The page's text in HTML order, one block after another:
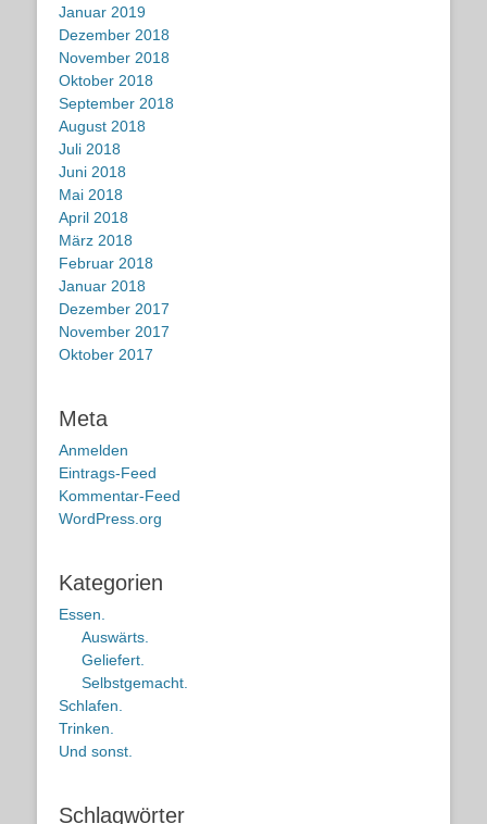
Januar 2019
Dezember 2018
November 2018
Oktober 2018
September 2018
August 2018
Juli 2018
Juni 2018
Mai 2018
April 2018
März 2018
Februar 2018
Januar 2018
Dezember 2017
November 2017
Oktober 2017
Meta
Anmelden
Eintrags-Feed
Kommentar-Feed
WordPress.org
Kategorien
Essen.
Auswärts.
Geliefert.
Selbstgemacht.
Schlafen.
Trinken.
Und sonst.
Schlagwörter